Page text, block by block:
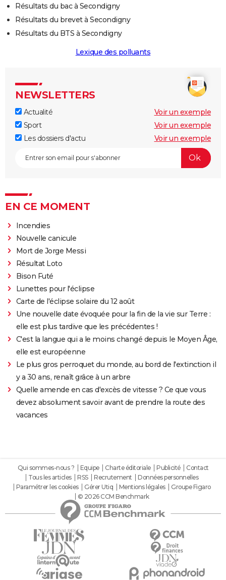
Résultats du bac à Secondigny
Résultats du brevet à Secondigny
Résultats du BTS à Secondigny
Lexique des polluants
NEWSLETTERS
Actualité
Voir un exemple
Sport
Voir un exemple
Les dossiers d'actu
Voir un exemple
EN CE MOMENT
Incendies
Nouvelle canicule
Mort de Jorge Messi
Résultat Loto
Bison Futé
Lunettes pour l'éclipse
Carte de l'éclipse solaire du 12 août
Une nouvelle date évoquée pour la fin de la vie sur Terre :
elle est plus tardive que les précédentes !
C'est la langue qui a le moins changé depuis le Moyen Âge,
elle est européenne
Le plus gros perroquet du monde, au bord de l'extinction il
y a 30 ans, renaît grâce à un arbre
Quelle amende en cas d'excès de vitesse ? Ce que vous
devez absolument savoir avant de prendre la route des
vacances
Qui sommes-nous ? Equipe Charte éditoriale Publicité
Contact
Tous les articles
RSS Recrutement
Données personnelles
Paramétrer les cookies
Gérer Utiq Mentions légales
Groupe Figaro
© 2026 CCM Benchmark